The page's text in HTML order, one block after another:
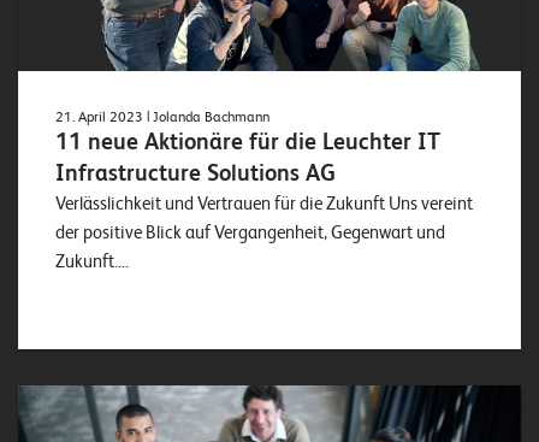
21. April 2023 | Jolanda Bachmann
11 neue Aktionäre für die Leuchter IT
Infrastructure Solutions AG
Verlässlichkeit und Vertrauen für die Zukunft Uns vereint
der positive Blick auf Vergangenheit, Gegenwart und
Zukunft....